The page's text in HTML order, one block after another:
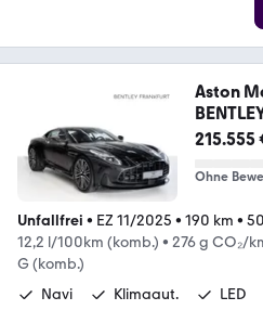
Aston
215.555
Ohne
Unfallfrei • EZ 11/2025 • 190 km •
12,2 l/100km (komb.) • 276 g CO₂/
G (komb.)
Navi
Klimaaut. LED